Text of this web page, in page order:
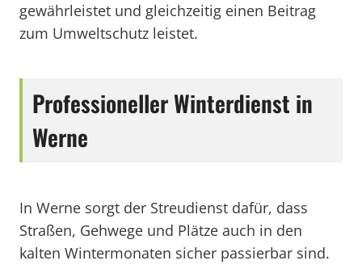
gewährleistet und gleichzeitig einen Beitrag
zum Umweltschutz leistet.
Professioneller Winterdienst in
Werne
In Werne sorgt der Streudienst dafür, dass
Straßen, Gehwege und Plätze auch in den
kalten Wintermonaten sicher passierbar sind.